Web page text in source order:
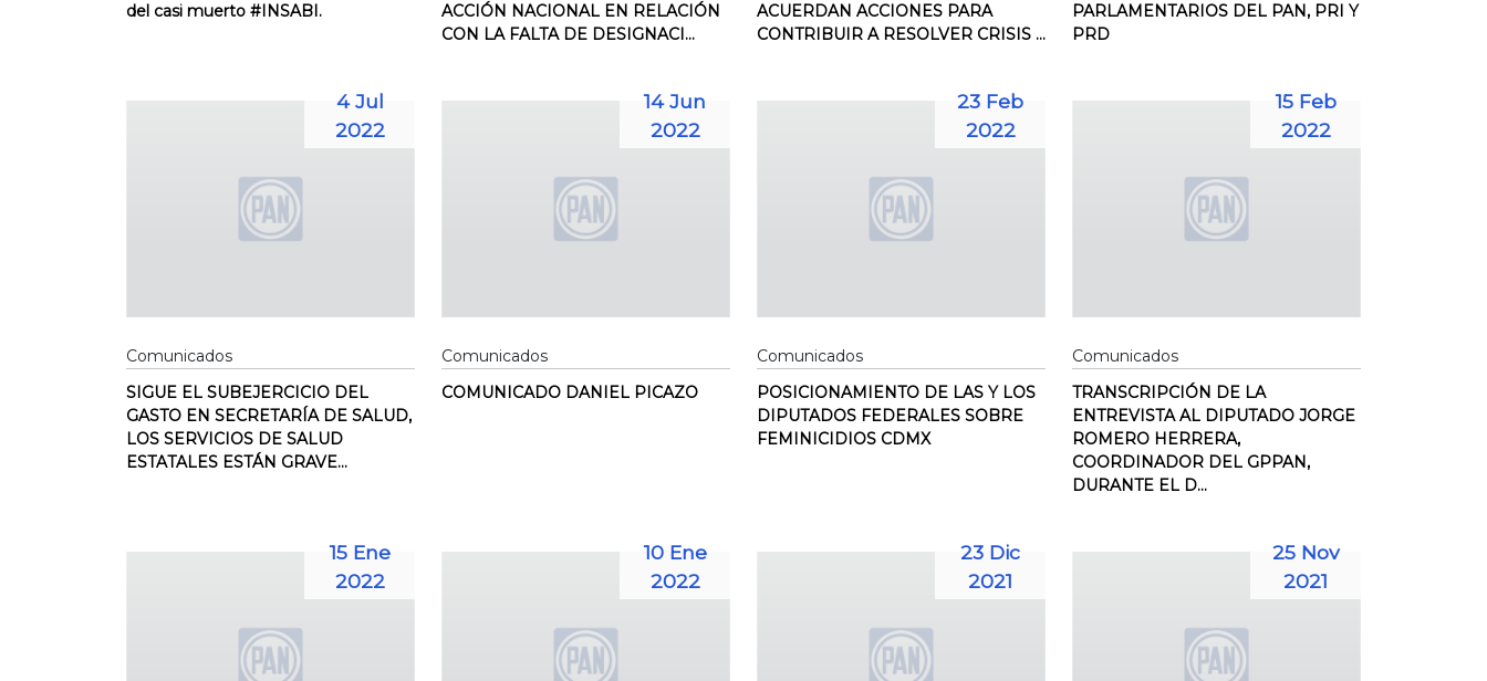
del casi muerto #INSABI.
ACCIÓN NACIONAL EN RELACIÓN
CON LA FALTA DE DESIGNACI...
ACUERDAN ACCIONES PARA
CONTRIBUIR A RESOLVER CRISIS ...
PARLAMENTARIOS DEL PAN, PRI Y
PRD
4 Jul
2022
Comunicados
SIGUE EL SUBEJERCICIO DEL
GASTO EN SECRETARÍA DE SALUD,
LOS SERVICIOS DE SALUD
ESTATALES ESTÁN GRAVE...
14 Jun
2022
Comunicados
COMUNICADO DANIEL PICAZO
23 Feb
2022
Comunicados
POSICIONAMIENTO DE LAS Y LOS
DIPUTADOS FEDERALES SOBRE
FEMINICIDIOS CDMX
15 Feb
2022
Comunicados
TRANSCRIPCIÓN DE LA
ENTREVISTA AL DIPUTADO JORGE
ROMERO HERRERA,
COORDINADOR DEL GPPAN,
DURANTE EL D...
15 Ene
2022
10 Ene
2022
23 Dic
2021
25 Nov
2021